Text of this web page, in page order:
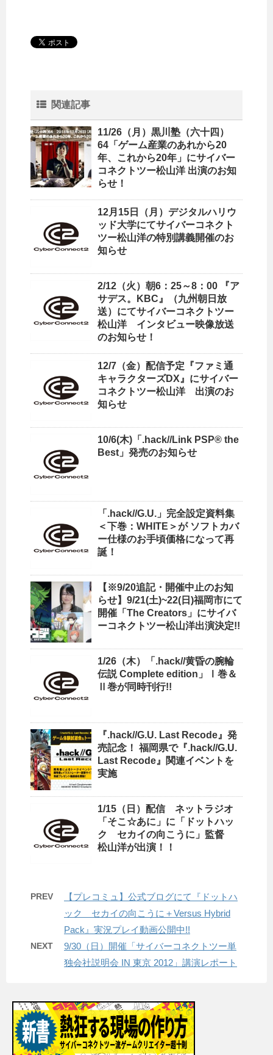
関連記事
11/26（月）黒川塾（六十四）
64「ゲーム産業のあれから20
年、これから20年」にサイバー
コネクトツー松山洋 出演のお知
らせ！
12月15日（月）デジタルハリウ
ッド大学にてサイバーコネクト
ツー松山洋の特別講義開催のお
知らせ
2/12（火）朝6：25～8：00 『ア
サデス。KBC』（九州朝日放
送）にてサイバーコネクトツー
松山洋 インタビュー映像放送
のお知らせ！
12/7（金）配信予定『ファミ通
キャラクターズDX』にサイバー
コネクトツー松山洋 出演のお
知らせ
10/6(木)「.hack//Link PSP® the
Best」発売のお知らせ
「.hack//G.U.」完全設定資料集
＜下巻：WHITE＞が ソフトカバ
ー仕様のお手頃価格になって再
誕！
【※9/20追記・開催中止のお知
らせ】9/21(土)~22(日)福岡市にて
開催「The Creators」にサイバ
ーコネクトツー松山洋出演決定!!
1/26（木）「.hack//黄昏の腕輪
伝説 Complete edition」Ⅰ巻＆
Ⅱ巻が同時刊行!!
『.hack//G.U. Last Recode』発
売記念！ 福岡県で『.hack//G.U.
Last Recode』関連イベントを
実施
1/15（日）配信 ネットラジオ
「そこ☆あに」に「ドットハッ
ク セカイの向こうに」監督
松山洋が出演！！
PREV
【プレコミュ】公式ブログにて『ドットハ
ック セカイの向こうに＋Versus Hybrid
Pack』実況プレイ動画公開中!!
NEXT
9/30（日）開催「サイバーコネクトツー単
独会社説明会 IN 東京 2012」講演レポート